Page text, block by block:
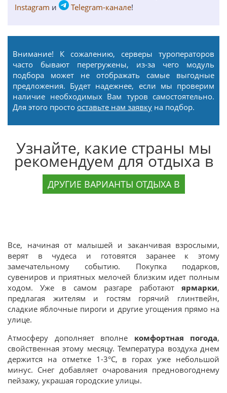
Instagram и Telegram-канале!
Внимание! К сожалению, серверы туроператоров
часто бывают перегружены, из-за чего модуль
подбора может не отображать самые выгодные
предложения. Будет надежнее, если мы проверим
наличие необходимых Вам туров самостоятельно.
Для этого просто оставьте нам заявку на подбор.
Узнайте, какие страны мы
рекомендуем для отдыха в
ДРУГИЕ ВАРИАНТЫ ОТДЫХА В
Все, начиная от малышей и заканчивая взрослыми,
верят в чудеса и готовятся заранее к этому
замечательному событию. Покупка подарков,
сувениров и приятных мелочей близким идет полным
ходом. Уже в самом разгаре работают ярмарки,
предлагая жителям и гостям горячий глинтвейн,
сладкие яблочные пироги и другие угощения прямо на
улице.
Атмосферу дополняет вполне комфортная погода,
свойственная этому месяцу. Температура воздуха днем
держится на отметке 1-3°С, в горах уже небольшой
минус. Снег добавляет очарования предновогоднему
пейзажу, украшая городские улицы.